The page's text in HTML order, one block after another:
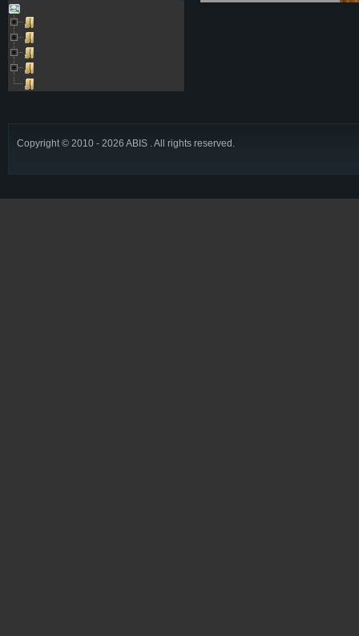
Copyright © 2010 - 2026 ABIS . All rights reserved.